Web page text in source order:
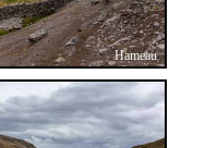
Hameau